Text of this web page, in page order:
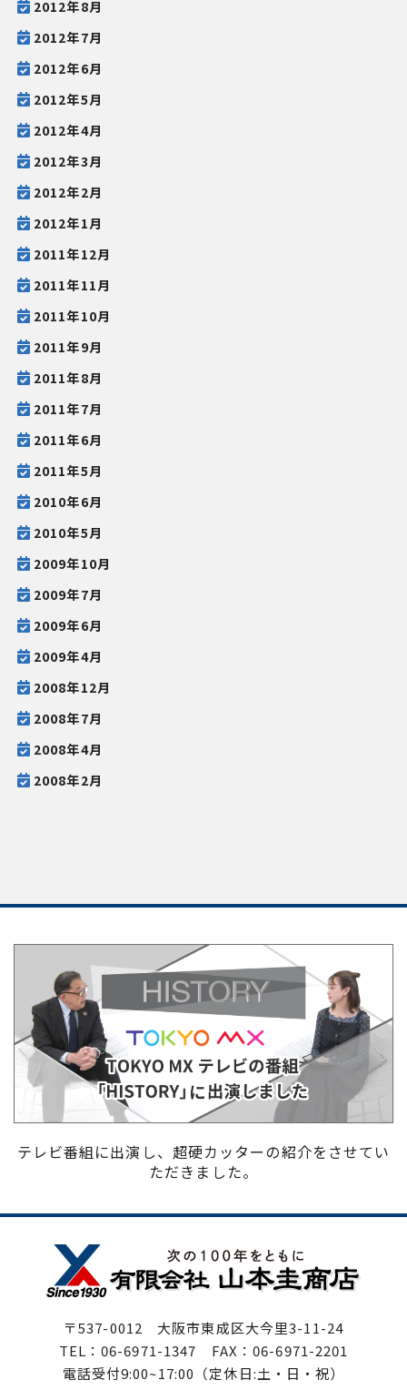
2012年8月
2012年7月
2012年6月
2012年5月
2012年4月
2012年3月
2012年2月
2012年1月
2011年12月
2011年11月
2011年10月
2011年9月
2011年8月
2011年7月
2011年6月
2011年5月
2010年6月
2010年5月
2009年10月
2009年7月
2009年6月
2009年4月
2008年12月
2008年7月
2008年4月
2008年2月
テレビ番組に出演し、超硬カッターの紹介をさせてい
ただきました。
〒537-0012 大阪市東成区大今里3-11-24
TEL：06-6971-1347 FAX：06-6971-2201
電話受付9:00~17:00（定休日:土・日・祝）